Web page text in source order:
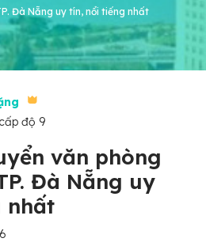
Đà Nẵng uy tín, nổi tiếng nhất
độ 9
văn phòng
Đà Nẵng uy
nhất